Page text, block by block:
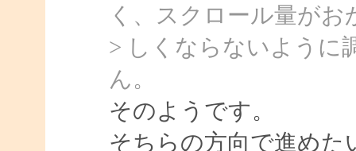
く、スクロール量がお
> しくならないように
ん。
そのようです。
そちらの方向で進めた